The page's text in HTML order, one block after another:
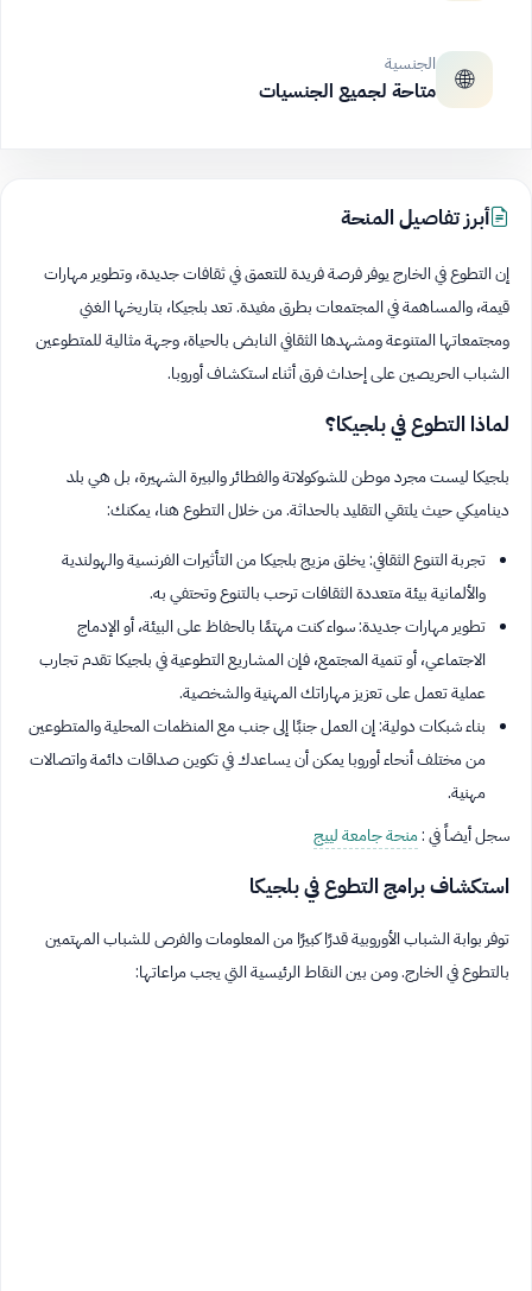
🌐 الجنسية
متاحة لجميع الجنسيات
أبرز تفاصيل المنحة
إن التطوع في الخارج يوفر فرصة فريدة للتعمق في ثقافات جديدة، وتطوير مهارات
قيمة، والمساهمة في المجتمعات بطرق مفيدة. تعد بلجيكا، بتاريخها الغني
ومجتمعاتها المتنوعة ومشهدها الثقافي النابض بالحياة، وجهة مثالية للمتطوعين
الشباب الحريصين على إحداث فرق أثناء استكشاف أوروبا.
لماذا التطوع في بلجيكا؟
بلجيكا ليست مجرد موطن للشوكولاتة والفطائر والبيرة الشهيرة، بل هي بلد
ديناميكي حيث يلتقي التقليد بالحداثة. من خلال التطوع هنا، يمكنك:
تجربة التنوع الثقافي: يخلق مزيج بلجيكا من التأثيرات الفرنسية والهولندية
والألمانية بيئة متعددة الثقافات ترحب بالتنوع وتحتفي به.
تطوير مهارات جديدة: سواء كنت مهتمًا بالحفاظ على البيئة، أو الإدماج
الاجتماعي، أو تنمية المجتمع، فإن المشاريع التطوعية في بلجيكا تقدم تجارب
عملية تعمل على تعزيز مهاراتك المهنية والشخصية.
بناء شبكات دولية: إن العمل جنبًا إلى جنب مع المنظمات المحلية والمتطوعين
من مختلف أنحاء أوروبا يمكن أن يساعدك في تكوين صداقات دائمة واتصالات
مهنية.
سجل أيضاً في :منحة جامعة لييج
استكشاف برامج التطوع في بلجيكا
توفر بوابة الشباب الأوروبية قدرًا كبيرًا من المعلومات والفرص للشباب المهتمين
بالتطوع في الخارج. ومن بين النقاط الرئيسية التي يجب مراعاتها: